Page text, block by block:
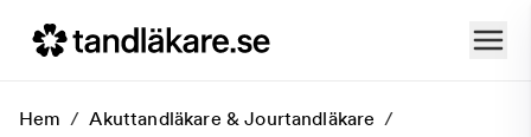
Hem / Akuttandläkare & Jourtandläkare /